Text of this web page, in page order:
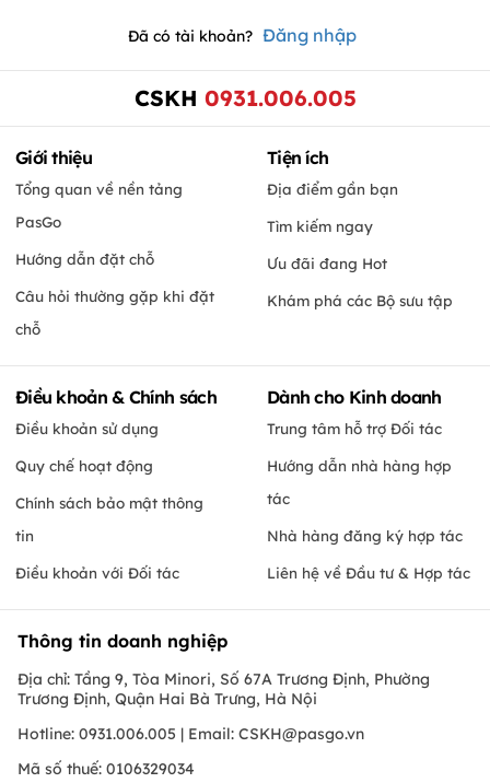
Đã có tài khoản? Đăng nhập
CSKH 0931.006.005
Giới thiệu
Tổng quan về nền tảng
PasGo
Hướng dẫn đặt chỗ
Câu hỏi thường gặp khi đặt
chỗ
Tiện ích
Địa điểm gần bạn
Tìm kiếm ngay
Ưu đãi đang Hot
Khám phá các Bộ sưu tập
Điều khoản & Chính sách
Điều khoản sử dụng
Quy chế hoạt động
Chính sách bảo mật thông
tin
Điều khoản với Đối tác
Dành cho Kinh doanh
Trung tâm hỗ trợ Đối tác
Hướng dẫn nhà hàng hợp
tác
Nhà hàng đăng ký hợp tác
Liên hệ về Đầu tư & Hợp tác
Thông tin doanh nghiệp
Địa chỉ: Tầng 9, Tòa Minori, Số 67A Trương Định, Phường
Trương Định, Quận Hai Bà Trưng, Hà Nội
Hotline: 0931.006.005 | Email: CSKH@pasgo.vn
Mã số thuế: 0106329034